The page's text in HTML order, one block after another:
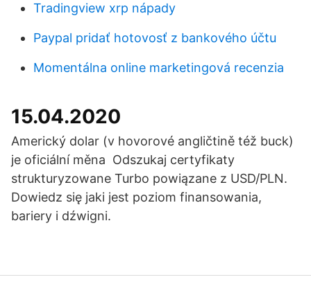
Tradingview xrp nápady
Paypal pridať hotovosť z bankového účtu
Momentálna online marketingová recenzia
15.04.2020
Americký dolar (v hovorové angličtině též buck)
je oficiální měna Odszukaj certyfikaty
strukturyzowane Turbo powiązane z USD/PLN.
Dowiedz się jaki jest poziom finansowania,
bariery i dźwigni.